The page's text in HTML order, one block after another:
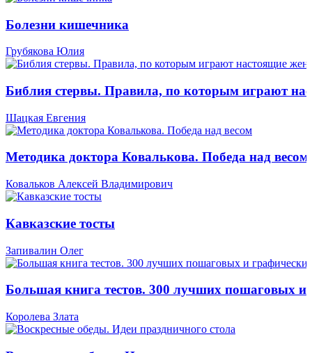
Болезни кишечника
Грубякова Юлия
Библия стервы. Правила, по которым играют
Шацкая Евгения
Методика доктора Ковалькова. Победа над весом
Ковальков Алексей Владимирович
Кавказские тосты
Запивалин Олег
Большая книга тестов. 300 лучших пошаговых и
Королева Злата